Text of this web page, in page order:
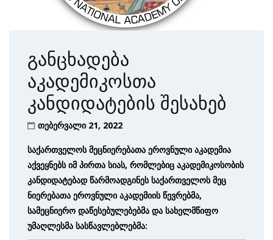
განცხადება
აკადემიკოსთა
კანდიდატების შესახებ
თებერვალი 21, 2022
საქართველოს მეცნიერებათა ეროვნული აკადემია
აქვეყნებს იმ პირთა სიას, რომლებიც აკადემიკოსობის
კანდიდატებად წარმოადგინეს საქართველოს მეც
ნიერებათა ეროვნული აკადემიის წევრებმა,
სამეცნიერო დაწესებულებებმა და სახელმწიფო
უმაღლესმა სასწავლებლებმა: